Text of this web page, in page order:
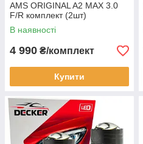
AMS ORIGINAL A2 MAX 3.0
F/R комплект (2шт)
В наявності
4 990 ₴/комплект
Купити